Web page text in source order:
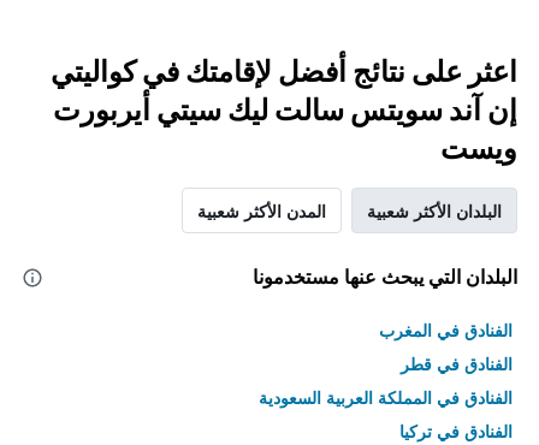
اعثر على نتائج أفضل لإقامتك في كواليتي
إن آند سويتس سالت ليك سيتي أيربورت
ويست
البلدان الأكثر شعبية المدن الأكثر شعبية
البلدان التي يبحث عنها مستخدمونا
الفنادق في المغرب
الفنادق في قطر
الفنادق في المملكة العربية السعودية
الفنادق في تركيا